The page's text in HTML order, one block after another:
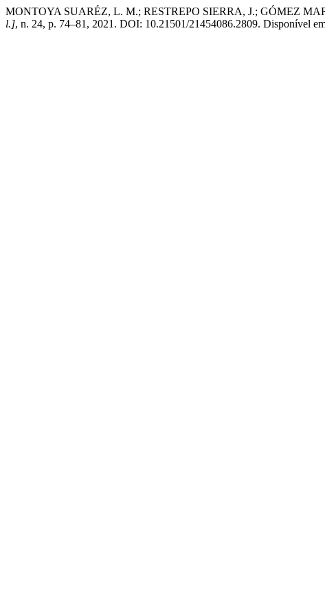
MONTOYA SUARÉZ, L. M.; RESTREPO SIERRA, J.; GÓMEZ
l.], n. 24, p. 74–81, 2021. DOI: 10.21501/21454086.2809. Disponível